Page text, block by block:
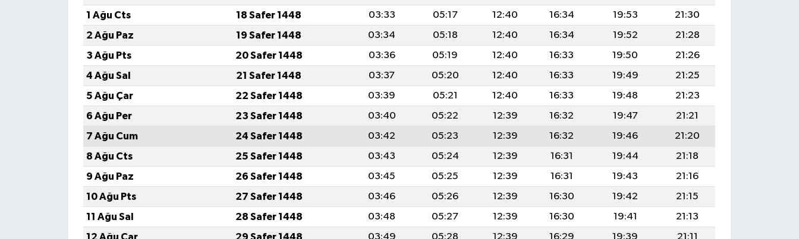
1 Ağu Cts
18 Safer 1448 03:33 05:17 12:40 16:34 19:53
21:30
2 Ağu Paz
19 Safer 1448 03:34 05:18 12:40 16:34 19:52
21:28
3 Ağu Pts
20 Safer 1448 03:36 05:19 12:40 16:33 19:50
21:26
4 Ağu Sal
21 Safer 1448 03:37 05:20 12:40 16:33 19:49
21:25
5 Ağu Çar
22 Safer 1448 03:39 05:21 12:40 16:33 19:48
21:23
6 Ağu Per
23 Safer 1448 03:40 05:22 12:39 16:32 19:47
21:21
7 Ağu Cum
24 Safer 1448 03:42 05:23 12:39 16:32 19:46
21:20
8 Ağu Cts
25 Safer 1448 03:43 05:24 12:39 16:31 19:44
21:18
9 Ağu Paz
26 Safer 1448 03:45 05:25 12:39 16:31 19:43
21:16
10 Ağu Pts
27 Safer 1448 03:46 05:26 12:39 16:30 19:42
21:15
11 Ağu Sal
28 Safer 1448 03:48 05:27 12:39 16:30 19:41
21:13
12 Ağu Çar
29 Safer 1448 03:49 05:28 12:39 16:29 19:39
21:11
Kültür - Sanat